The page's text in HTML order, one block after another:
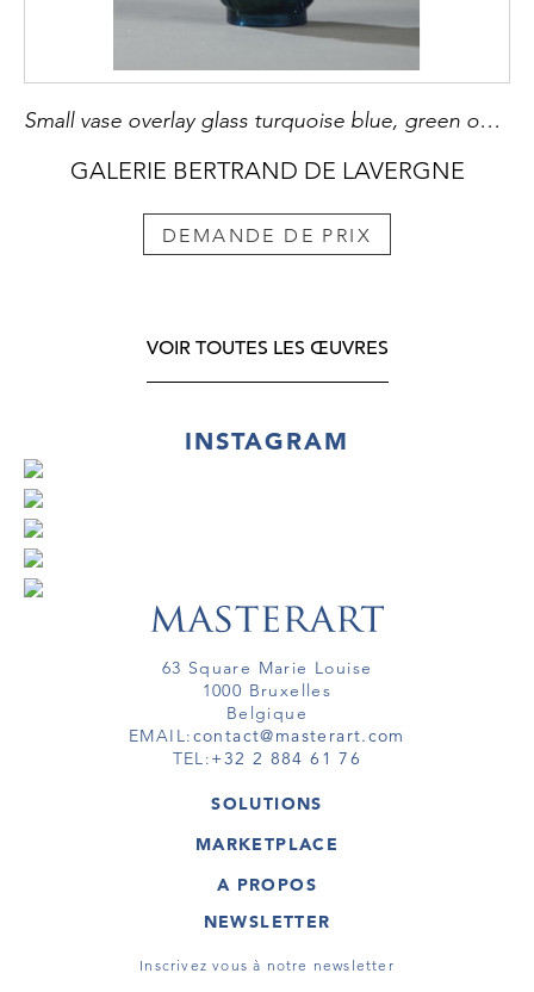
Small vase overlay glass turquoise blue, green on ground white opaque decorated with longevity peach and foliage
GALERIE BERTRAND DE LAVERGNE
DEMANDE DE PRIX
VOIR TOUTES LES ŒUVRES
INSTAGRAM
63 Square Marie Louise
1000 Bruxelles
Belgique
EMAIL:contact@masterart.com
TEL:+32 2 884 61 76
SOLUTIONS
GALERIE
ARTISTE
TOUR VIRTUEL
MARKETPLACE
OEUVRES D'ART
TOURS VIRTUELS
A PROPOS
MASTERART
CONDITIONS GÉNÉRALES
NEWSLETTER
Inscrivez vous à notre newsletter